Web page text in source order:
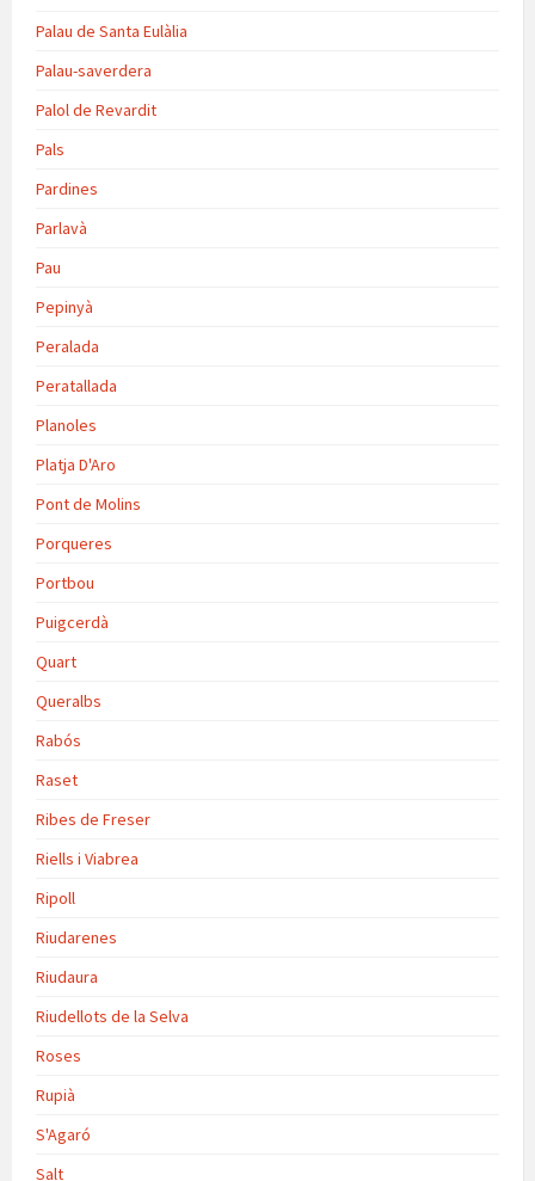
Palau de Santa Eulàlia
Palau-saverdera
Palol de Revardit
Pals
Pardines
Parlavà
Pau
Pepinyà
Peralada
Peratallada
Planoles
Platja D'Aro
Pont de Molins
Porqueres
Portbou
Puigcerdà
Quart
Queralbs
Rabós
Raset
Ribes de Freser
Riells i Viabrea
Ripoll
Riudarenes
Riudaura
Riudellots de la Selva
Roses
Rupià
S'Agaró
Salt